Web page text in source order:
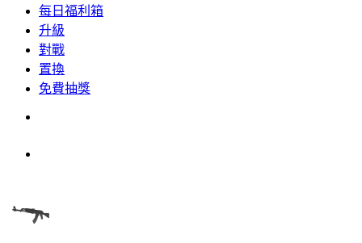
每日福利箱
升級
對戰
置換
免費抽獎